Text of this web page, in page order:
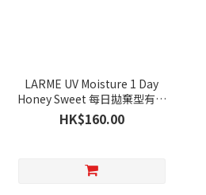
LARME UV Moisture 1 Day
Honey Sweet 每日拋棄型有色
彩妝隱形眼鏡｜每盒10片
HK$160.00